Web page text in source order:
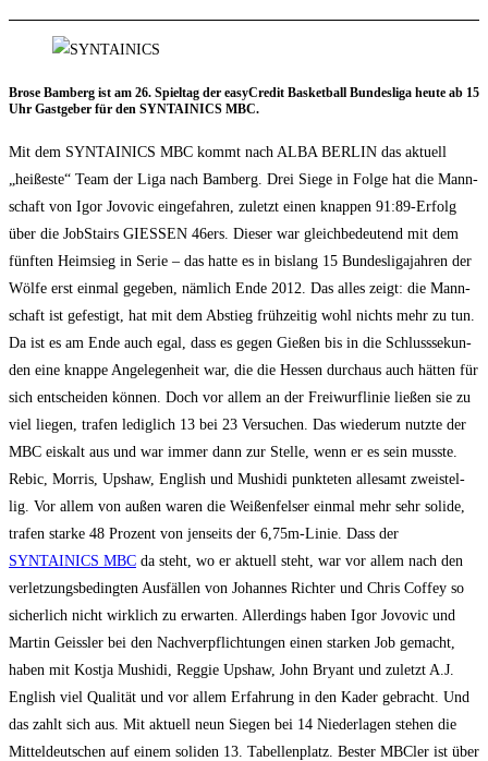
Bro­se Bam­berg ist am 26. Spiel­tag der easy­Cre­dit Bas­ket­ball Bun­des­li­ga heu­te ab 15
Uhr Gast­ge­ber für den SYNTAINICS MBC.
Mit dem SYNTAINICS MBC kommt nach ALBA BERLIN das aktu­ell
„hei­ßes­te“ Team der Liga nach Bam­berg. Drei Sie­ge in Fol­ge hat die Mann­
schaft von Igor Jovo­vic ein­ge­fah­ren, zuletzt einen knap­pen 91:89-Erfolg
über die Job­S­tairs GIESSEN 46ers. Die­ser war gleich­be­deu­tend mit dem
fünf­ten Heim­sieg in Serie – das hat­te es in bis­lang 15 Bun­des­li­ga­jah­ren der
Wöl­fe erst ein­mal gege­ben, näm­lich Ende 2012. Das alles zeigt: die Mann­
schaft ist gefes­tigt, hat mit dem Abstieg früh­zei­tig wohl nichts mehr zu tun.
Da ist es am Ende auch egal, dass es gegen Gie­ßen bis in die Schluss­se­kun­
den eine knap­pe Ange­le­gen­heit war, die die Hes­sen durch­aus auch hät­ten für
sich ent­schei­den kön­nen. Doch vor allem an der Frei­wurf­li­nie lie­ßen sie zu
viel lie­gen, tra­fen ledig­lich 13 bei 23 Ver­su­chen. Das wie­der­um nutz­te der
MBC eis­kalt aus und war immer dann zur Stel­le, wenn er es sein muss­te.
Rebic, Mor­ris, Ups­haw, Eng­lish und Mus­hi­di punk­te­ten alle­samt zwei­stel­
lig. Vor allem von außen waren die Wei­ßen­fel­ser ein­mal mehr sehr soli­de,
tra­fen star­ke 48 Pro­zent von jen­seits der 6,75m-Linie. Dass der
SYNTAINICS MBC da steht, wo er aktu­ell steht, war vor allem nach den
ver­let­zungs­be­ding­ten Aus­fäl­len von Johan­nes Rich­ter und Chris Cof­fey so
sicher­lich nicht wirk­lich zu erwar­ten. Aller­dings haben Igor Jovo­vic und
Mar­tin Geiss­ler bei den Nach­ver­pflich­tun­gen einen star­ken Job gemacht,
haben mit Kost­ja Mus­hi­di, Reg­gie Ups­haw, John Bryant und zuletzt A.J.
Eng­lish viel Qua­li­tät und vor allem Erfah­rung in den Kader gebracht. Und
das zahlt sich aus. Mit aktu­ell neun Sie­gen bei 14 Nie­der­la­gen ste­hen die
Mit­tel­deut­schen auf einem soli­den 13. Tabel­len­platz. Bes­ter MBCler ist über